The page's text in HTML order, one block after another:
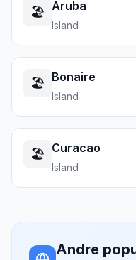
🏖️ Aruba
Island
🏖️ Bonaire
Island
🏖️ Curacao
Island
Andre